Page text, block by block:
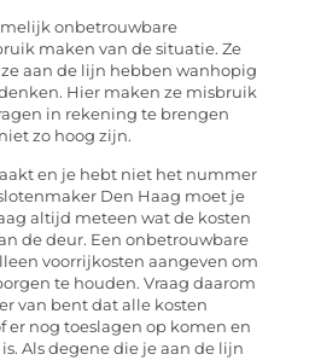
onbetrouwbare
maken van de situatie. Ze
aan de lijn hebben wanhopig
Hier maken ze misbruik
in rekening te brengen
zo hoog zijn.
en je hebt niet het nummer
Den Haag moet je
altijd meteen wat de kosten
de deur. Een onbetrouwbare
voorrijkosten aangeven om
te houden. Vraag daarom
van bent dat alle kosten
er nog toeslagen op komen en
Als degene die je aan de lijn